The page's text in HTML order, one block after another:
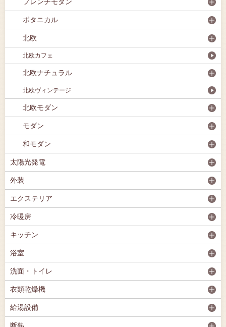
ボタニカル
北欧
北欧カフェ
北欧ナチュラル
北欧ヴィンテージ
北欧モダン
モダン
和モダン
太陽光発電
外装
エクステリア
冷暖房
キッチン
浴室
洗面・トイレ
衣類乾燥機
給湯設備